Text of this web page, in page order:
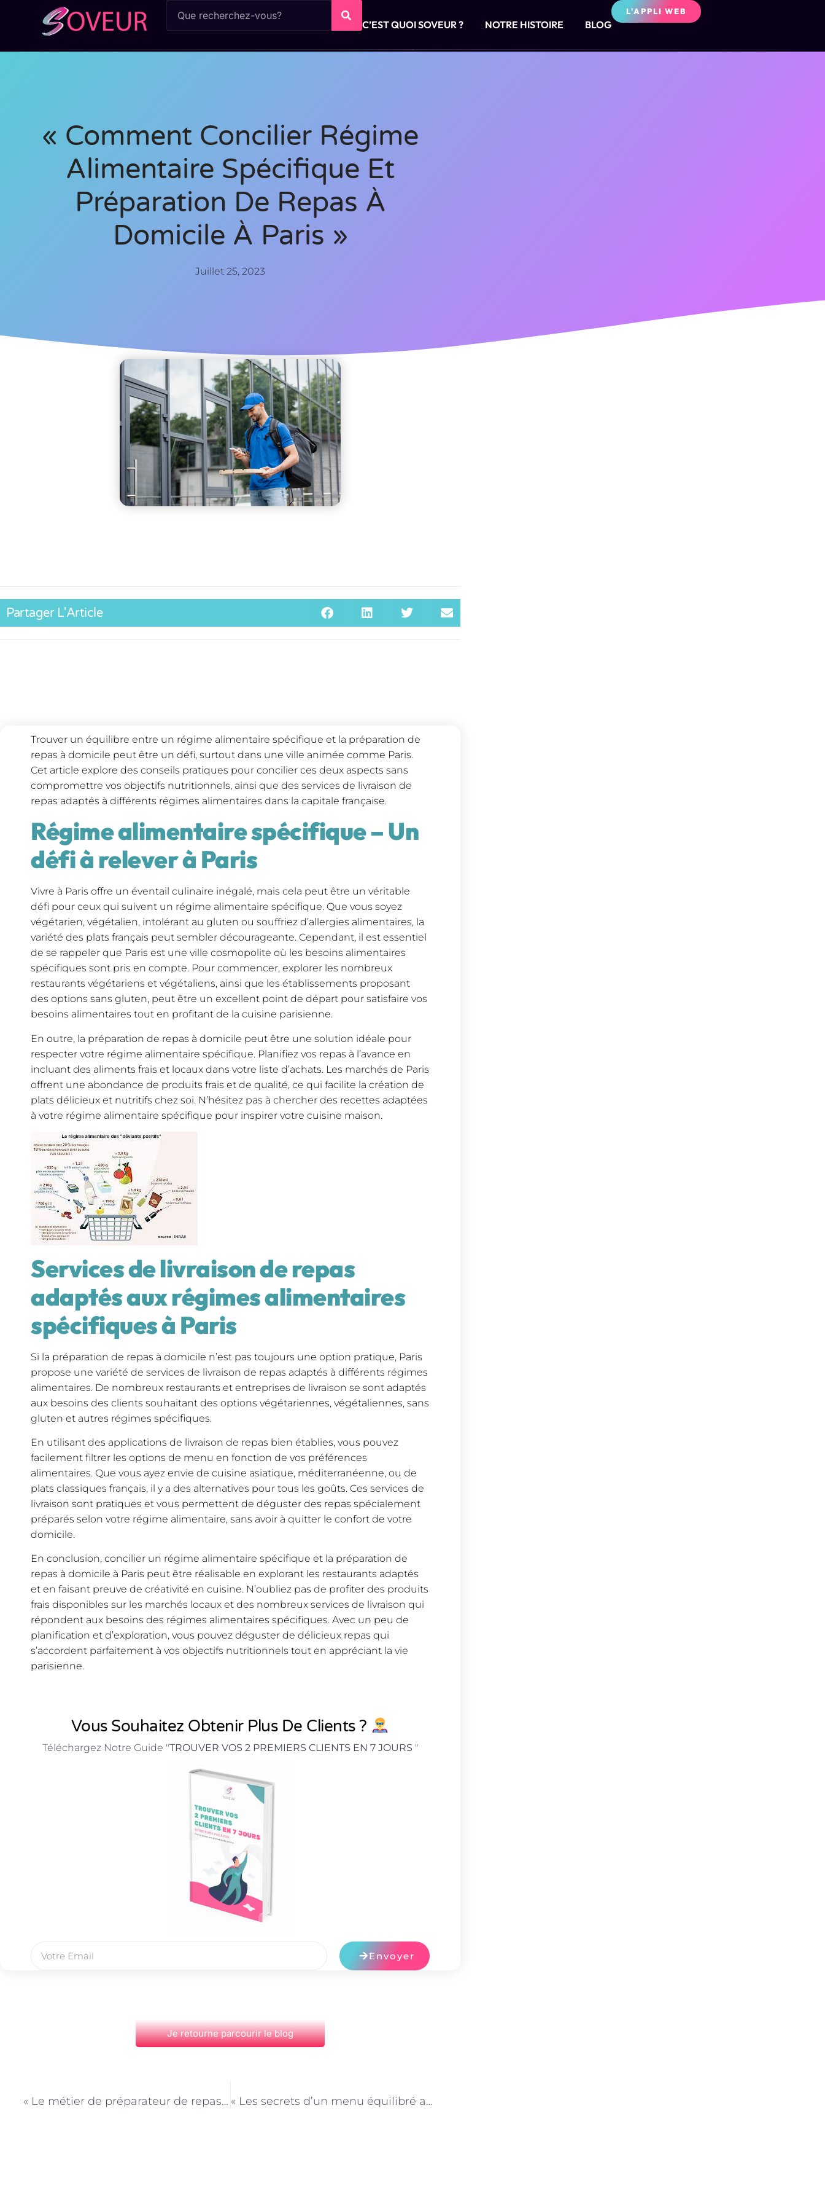
C’EST QUOI SOVEUR ? NOTRE HISTOIRE BLOG
L'APPLI WEB
« Comment Concilier Régime
Alimentaire Spécifique Et
Préparation De Repas À
Domicile À Paris »
Juillet 25, 2023
Partager L'Article
Trouver un équilibre entre un régime alimentaire spécifique et la préparation de
repas à domicile peut être un défi, surtout dans une ville animée comme Paris.
Cet article explore des conseils pratiques pour concilier ces deux aspects sans
compromettre vos objectifs nutritionnels, ainsi que des services de livraison de
repas adaptés à différents régimes alimentaires dans la capitale française.
Régime alimentaire spécifique – Un
défi à relever à Paris
Vivre à Paris offre un éventail culinaire inégalé, mais cela peut être un véritable
défi pour ceux qui suivent un régime alimentaire spécifique. Que vous soyez
végétarien, végétalien, intolérant au gluten ou souffriez d’allergies alimentaires, la
variété des plats français peut sembler décourageante. Cependant, il est essentiel
de se rappeler que Paris est une ville cosmopolite où les besoins alimentaires
spécifiques sont pris en compte. Pour commencer, explorer les nombreux
restaurants végétariens et végétaliens, ainsi que les établissements proposant
des options sans gluten, peut être un excellent point de départ pour satisfaire vos
besoins alimentaires tout en profitant de la cuisine parisienne.
En outre, la préparation de repas à domicile peut être une solution idéale pour
respecter votre régime alimentaire spécifique. Planifiez vos repas à l’avance en
incluant des aliments frais et locaux dans votre liste d’achats. Les marchés de Paris
offrent une abondance de produits frais et de qualité, ce qui facilite la création de
plats délicieux et nutritifs chez soi. N’hésitez pas à chercher des recettes adaptées
à votre régime alimentaire spécifique pour inspirer votre cuisine maison.
Services de livraison de repas
adaptés aux régimes alimentaires
spécifiques à Paris
Si la préparation de repas à domicile n’est pas toujours une option pratique, Paris
propose une variété de services de livraison de repas adaptés à différents régimes
alimentaires. De nombreux restaurants et entreprises de livraison se sont adaptés
aux besoins des clients souhaitant des options végétariennes, végétaliennes, sans
gluten et autres régimes spécifiques.
En utilisant des applications de livraison de repas bien établies, vous pouvez
facilement filtrer les options de menu en fonction de vos préférences
alimentaires. Que vous ayez envie de cuisine asiatique, méditerranéenne, ou de
plats classiques français, il y a des alternatives pour tous les goûts. Ces services de
livraison sont pratiques et vous permettent de déguster des repas spécialement
préparés selon votre régime alimentaire, sans avoir à quitter le confort de votre
domicile.
En conclusion, concilier un régime alimentaire spécifique et la préparation de
repas à domicile à Paris peut être réalisable en explorant les restaurants adaptés
et en faisant preuve de créativité en cuisine. N’oubliez pas de profiter des produits
frais disponibles sur les marchés locaux et des nombreux services de livraison qui
répondent aux besoins des régimes alimentaires spécifiques. Avec un peu de
planification et d’exploration, vous pouvez déguster de délicieux repas qui
s’accordent parfaitement à vos objectifs nutritionnels tout en appréciant la vie
parisienne.
Vous Souhaitez Obtenir Plus De Clients ?
Téléchargez Notre Guide "TROUVER VOS 2 PREMIERS CLIENTS EN 7 JOURS "
Envoyer
Je retourne parcourir le blog
« Le métier de préparateur de repas à domicile : une solution pratique pour les Parisiens » « Les secrets d’un menu équilibré avec un préparateur de repas à domicile à Paris »